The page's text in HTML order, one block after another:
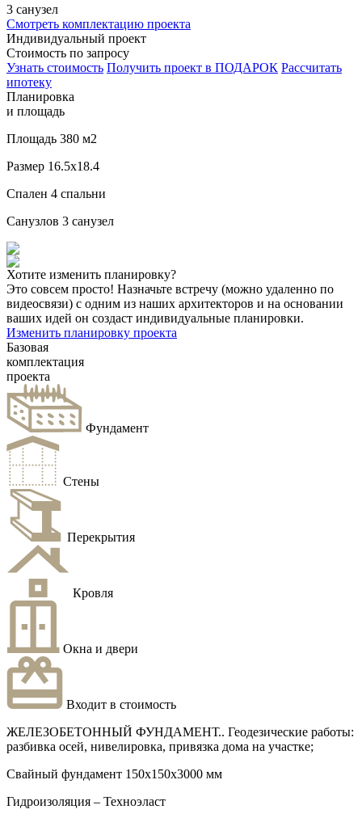
3 санузел
Смотреть комплектацию проекта
Индивидуальный проект
Стоимость по запросу
Узнать стоимость Получить проект в ПОДАРОК Рассчитать
ипотеку
Планировка
и площадь
Площадь 380 м2
Размер 16.5x18.4
Спален 4 спальни
Санузлов 3 санузел
Хотите изменить планировку?
Это совсем просто! Назначьте встречу (можно удаленно по
видеосвязи) с одним из наших архитекторов и на основании
ваших идей он создаст индивидуальные планировки.
Изменить планировку проекта
Базовая
комплектация
проекта
Фундамент
Стены
Перекрытия
Кровля
Окна и двери
Входит в стоимость
ЖЕЛЕЗОБЕТОННЫЙ ФУНДАМЕНТ.. Геодезические работы:
разбивка осей, нивелировка, привязка дома на участке;
Свайный фундамент 150х150х3000 мм
Гидроизоляция – Техноэласт